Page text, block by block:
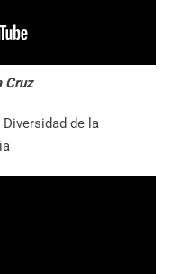
Cruz
de la